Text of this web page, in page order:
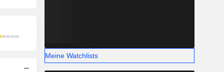
Meine Watchlists